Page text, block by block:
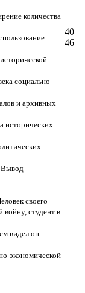
количества
социально-
и архивных
исторических
Вывод
своего
студент в
видел он
экономической
40–
46